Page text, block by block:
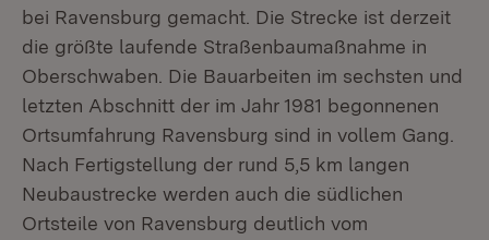
bei Ravensburg gemacht. Die Strecke ist derzeit
die größte laufende Straßenbaumaßnahme in
Oberschwaben. Die Bauarbeiten im sechsten und
letzten Abschnitt der im Jahr 1981 begonnenen
Ortsumfahrung Ravensburg sind in vollem Gang.
Nach Fertigstellung der rund 5,5 km langen
Neubaustrecke werden auch die südlichen
Ortsteile von Ravensburg deutlich vom